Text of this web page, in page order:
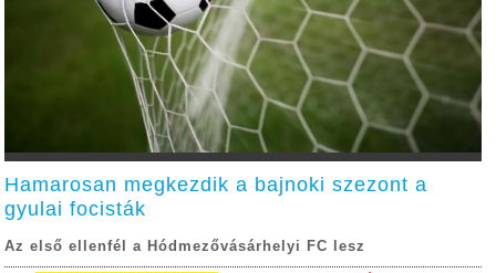
Hamarosan megkezdik a bajnoki szezont a
gyulai focisták
Az első ellenfél a Hódmezővásárhelyi FC lesz